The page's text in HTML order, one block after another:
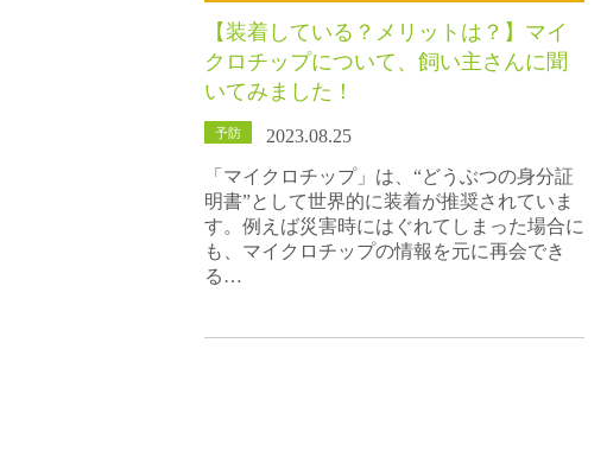
【装着している？メリットは？】マイ
クロチップについて、飼い主さんに聞
いてみました！
予防
2023.08.25
「マイクロチップ」は、“どうぶつの身分証
明書”として世界的に装着が推奨されていま
す。例えば災害時にはぐれてしまった場合に
も、マイクロチップの情報を元に再会でき
る…